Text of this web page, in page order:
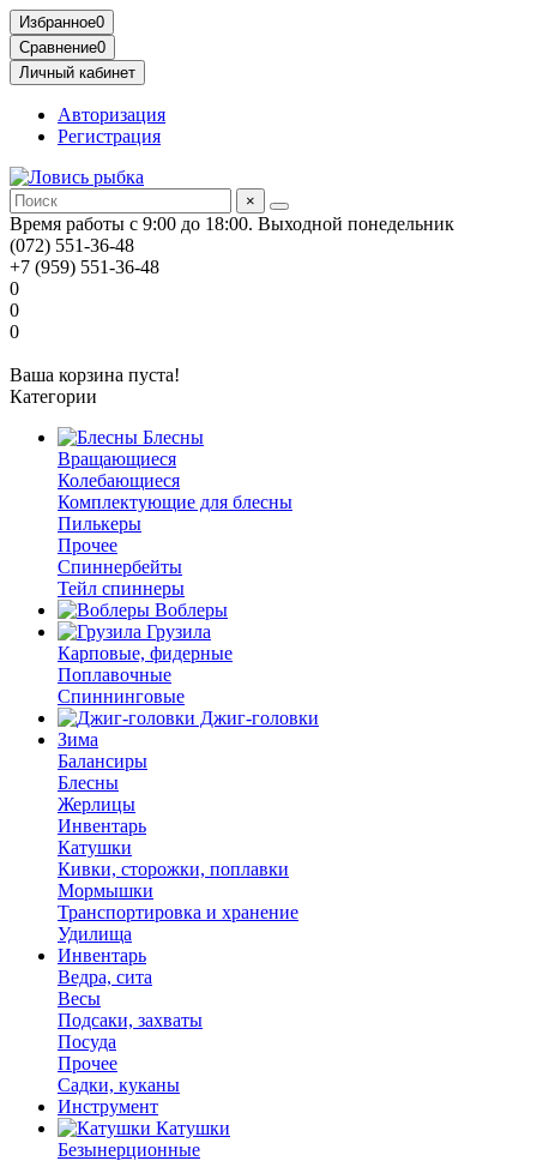
Избранное0
Сравнение0
Личный кабинет
Авторизация
Регистрация
×
Время работы с 9:00 до 18:00. Выходной понедельник
(072) 551-36-48
+7 (959) 551-36-48
0
0
0
Ваша корзина пуста!
Категории
Блесны
Вращающиеся
Колебающиеся
Комплектующие для блесны
Пилькеры
Прочее
Спиннербейты
Тейл спиннеры
Воблеры
Грузила
Карповые, фидерные
Поплавочные
Спиннинговые
Джиг-головки
Зима
Балансиры
Блесны
Жерлицы
Инвентарь
Катушки
Кивки, сторожки, поплавки
Мормышки
Транспортировка и хранение
Удилища
Инвентарь
Ведра, сита
Весы
Подсаки, захваты
Посуда
Прочее
Садки, куканы
Инструмент
Катушки
Безынерционные